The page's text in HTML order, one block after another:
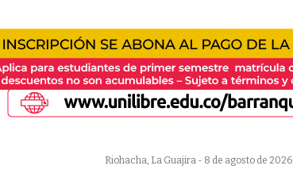
Riohacha, La Guajira - 8 de agosto de 2026